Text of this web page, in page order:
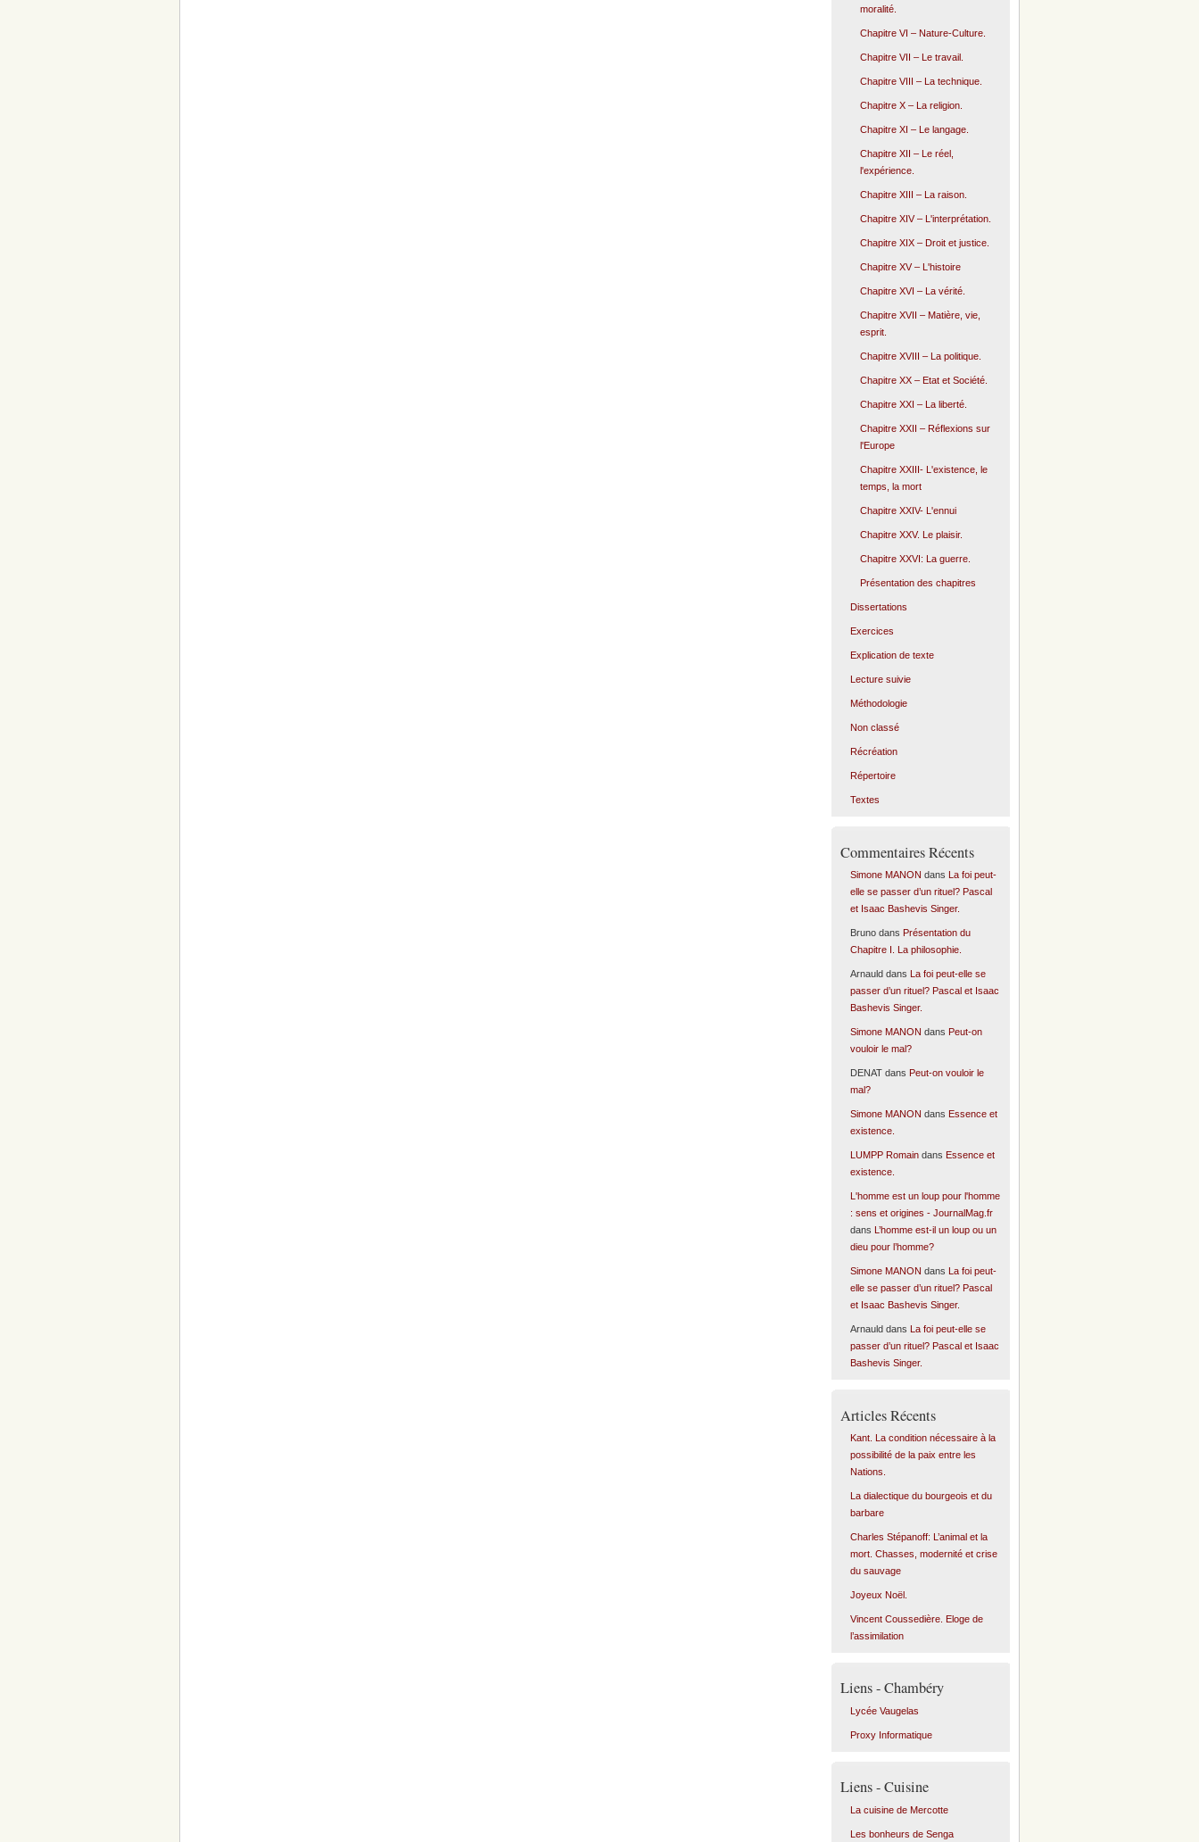
moralité.
Chapitre VI – Nature-Culture.
Chapitre VII – Le travail.
Chapitre VIII – La technique.
Chapitre X – La religion.
Chapitre XI – Le langage.
Chapitre XII – Le réel,
l'expérience.
Chapitre XIII – La raison.
Chapitre XIV – L'interprétation.
Chapitre XIX – Droit et justice.
Chapitre XV – L'histoire
Chapitre XVI – La vérité.
Chapitre XVII – Matière, vie,
esprit.
Chapitre XVIII – La politique.
Chapitre XX – Etat et Société.
Chapitre XXI – La liberté.
Chapitre XXII – Réflexions sur
l'Europe
Chapitre XXIII- L'existence, le
temps, la mort
Chapitre XXIV- L'ennui
Chapitre XXV. Le plaisir.
Chapitre XXVI: La guerre.
Présentation des chapitres
Dissertations
Exercices
Explication de texte
Lecture suivie
Méthodologie
Non classé
Récréation
Répertoire
Textes
Commentaires Récents
Simone MANON dans
La foi peut-
elle se passer d’un rituel? Pascal
et Isaac Bashevis Singer.
Brunodans Présentation du
Chapitre I. La philosophie.
Arnauld dans
La foi peut-elle se
passer d’un rituel? Pascal et Isaac
Bashevis Singer.
Simone MANON dans Peut-on
vouloir le mal?
DENATdans Peut-on vouloir le
mal?
Simone MANON dans Essence et
existence.
LUMPP Romaindans Essence et
existence.
L'homme est un loup pour l'homme
: sens et origines - JournalMag.fr
dans
L’homme est-il un loup ou un
dieu pour l’homme?
Simone MANON dans
La foi peut-
elle se passer d’un rituel? Pascal
et Isaac Bashevis Singer.
Arnauld dans
La foi peut-elle se
passer d’un rituel? Pascal et Isaac
Bashevis Singer.
Articles Récents
Kant. La condition nécessaire à la
possibilité de la paix entre les
Nations.
La dialectique du bourgeois et du
barbare
Charles Stépanoff: L’animal et la
mort. Chasses, modernité et crise
du sauvage
Joyeux Noël.
Vincent Coussedière. Eloge de
l’assimilation
Liens - Chambéry
Lycée Vaugelas
Proxy Informatique
Liens - Cuisine
La cuisine de Mercotte
Les bonheurs de Senga